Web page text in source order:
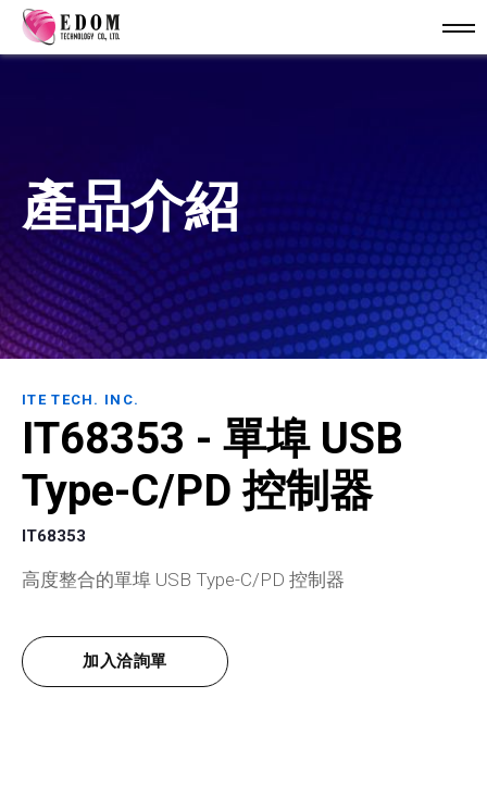
產品介紹
ITE TECH. INC.
IT68353 - 單埠 USB
Type-C/PD 控制器
IT68353
高度整合的單埠 USB Type-C/PD 控制器
加入洽詢單